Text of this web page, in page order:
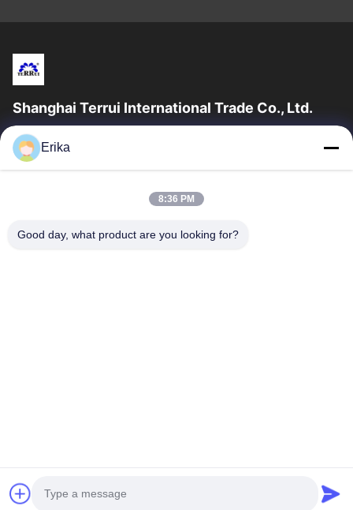
Shanghai Terrui International Trade Co., Ltd.
शंघाई टेरुई इंटरनेशनल ट्रेड कं, लिमिटेड की स्थापना 2002 में पशुधन उपकरण के
विकास, निर्माण और बिक्री में विशेषज्ञता प्राप्त थी।
त्वरित लिंक
उत्पादों
हमारे बारे में
गुणवत्ता नियंत्रण
Erika
8:36 PM
Good day, what product are you looking for?